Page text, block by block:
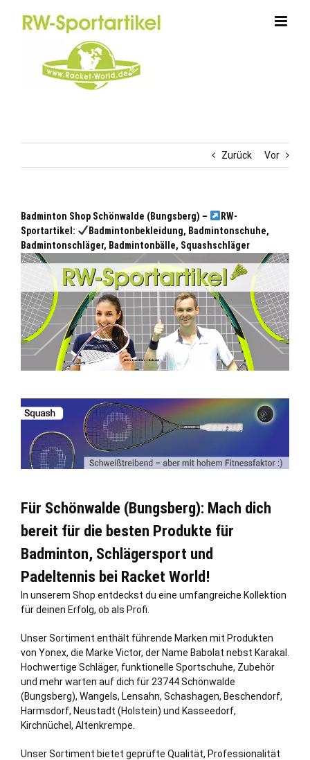
Zurück Vor
Badminton Shop Schönwalde (Bungsberg) –
RW-
Sportartikel:
Badmintonbekleidung, Badmintonschuhe,
Badmintonschläger, Badmintonbälle, Squashschläger
Für Schönwalde (Bungsberg): Mach dich
bereit für die besten Produkte für
Badminton, Schlägersport und
Padeltennis bei Racket World!
In unserem Shop entdeckst du eine umfangreiche Kollektion
für deinen Erfolg, ob als Profi.
Unser Sortiment enthält führende Marken mit Produkten
von Yonex, die Marke Victor, der Name Babolat nebst Karakal.
Hochwertige Schläger, funktionelle Sportschuhe, Zubehör
und mehr warten auf dich für 23744 Schönwalde
(Bungsberg), Wangels, Lensahn, Schashagen, Beschendorf,
Harmsdorf, Neustadt (Holstein) und Kasseedorf,
Kirchnüchel , Altenkrempe
Unser Sortiment bietet geprüfte Qualität, Professionalität